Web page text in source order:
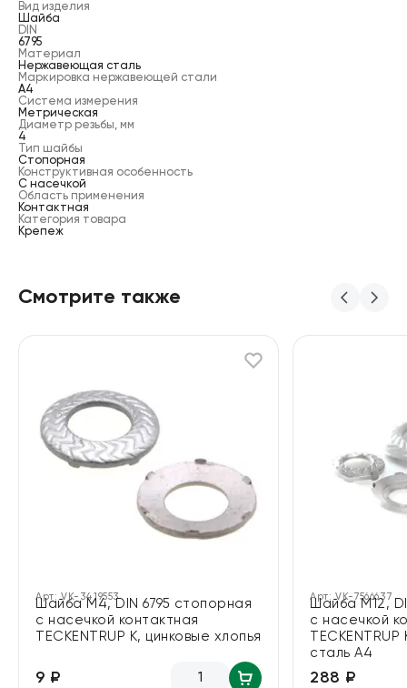
Вид изделия
Шайба
DIN
6795
Материал
Нержавеющая сталь
Маркировка нержавеющей стали
А4
Система измерения
Метрическая
Диаметр резьбы, мм
4
Тип шайбы
Стопорная
Конструктивная особенность
С насечкой
Область применения
Контактная
Категория товара
Крепеж
Смотрите также
Арт:VK-3419553
Шайба М4, DIN 6795 стопорная
с насечкой контактная
TECKENTRUP K, цинковые хлопья
9 ₽
Арт:VK-7566637
Шайба М12,
с насечкой
сталь А4
288 ₽